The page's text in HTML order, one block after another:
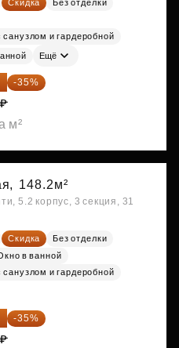
Скидка
Без отделки
санузлом и гардеробной
Ещё
-35%
м²
148.2м²
5.2 корпус, 3 секция, 31
Скидка
Без отделки
в ванной
санузлом и гардеробной
-35%